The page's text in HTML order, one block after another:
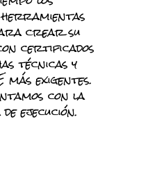
crear su
certificados
técnicas y
exigentes.
con la
ejecución.